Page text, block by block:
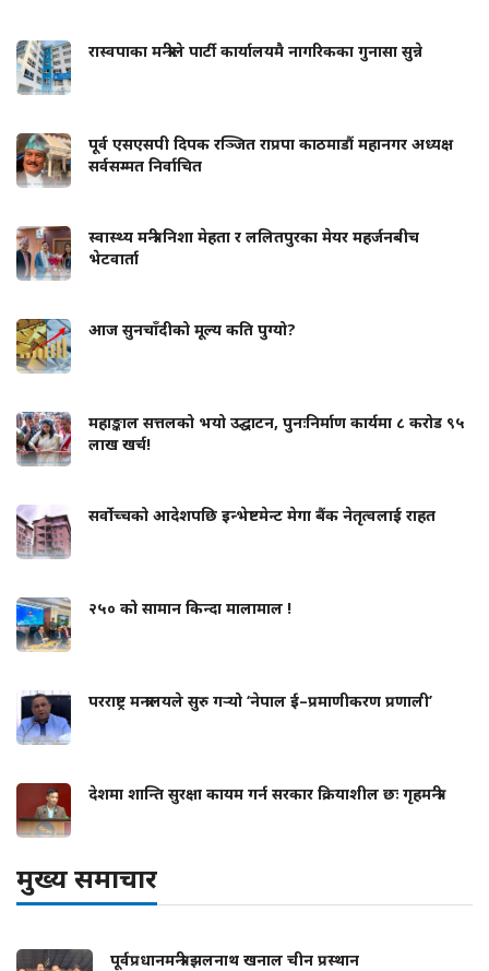
रास्वपाका मन्त्रीले पार्टी कार्यालयमै नागरिकका गुनासा सुन्ने
पूर्व एसएसपी दिपक रञ्जित राप्रपा काठमाडौं महानगर अध्यक्ष
सर्वसम्मत निर्वाचित
स्वास्थ्य मन्त्री निशा मेहता र ललितपुरका मेयर महर्जनबीच
भेटवार्ता
आज सुनचाँदीको मूल्य कति पुग्यो?
महाङ्काल सत्तलको भयो उद्घाटन, पुनःनिर्माण कार्यमा ८ करोड ९५
लाख खर्च!
सर्वोच्चको आदेशपछि इन्भेष्टमेन्ट मेगा बैंक नेतृत्वलाई राहत
२५० को सामान किन्दा मालामाल !
परराष्ट्र मन्त्रालयले सुरु गर्‍यो ‘नेपाल ई–प्रमाणीकरण प्रणाली’
देशमा शान्ति सुरक्षा कायम गर्न सरकार क्रियाशील छः गृहमन्त्री
मुख्य समाचार
पूर्वप्रधानमन्त्री झलनाथ खनाल चीन प्रस्थान